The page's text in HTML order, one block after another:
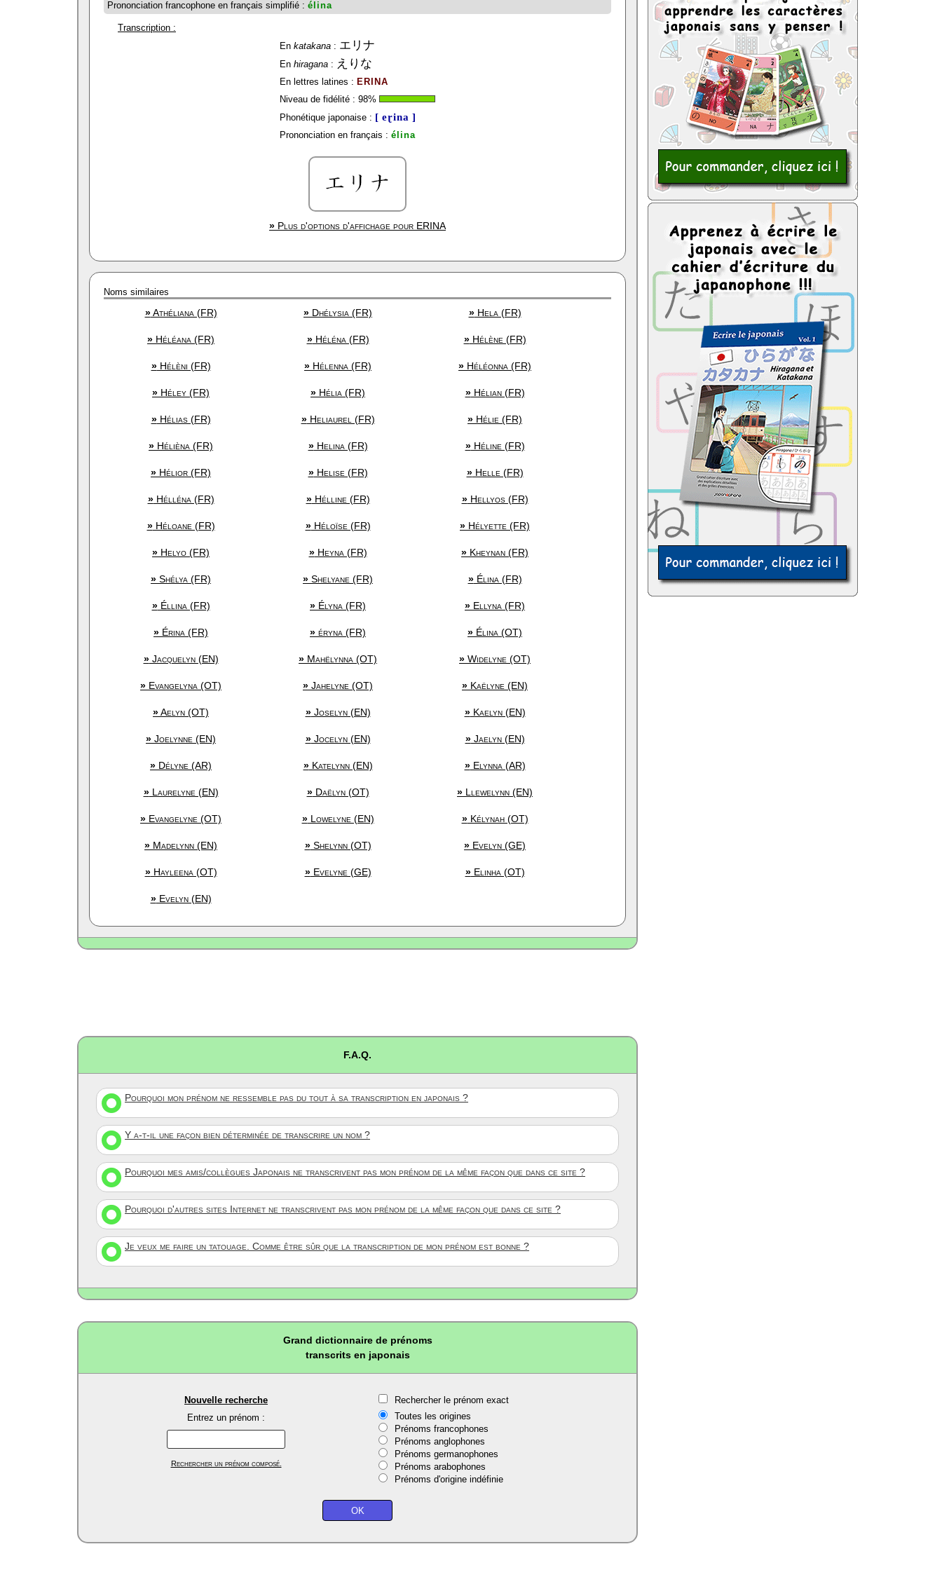
Prononciation francophone en français simplifié : élina
Transcription :
En katakana : エリナ
En hiragana : えりな
En lettres latines : ERINA
Niveau de fidélité : 98%
Phonétique japonaise : [ eɽina ]
Prononciation en français : élina
» Plus d'options d'affichage pour ERINA
Noms similaires
»Athéliana (FR) » Dhélysia (FR) »Hela (FR)
» Héléana (FR) »Héléna (FR) »Hélène (FR)
»Hélèni (FR) » Hélenna (FR) » Héléonna (FR)
» Héley (FR) » Hélia (FR) »Hélian (FR)
»Hélias (FR) »Heliaurel (FR) » Hélie (FR)
» Hélièna (FR) »Helina (FR) »Héline (FR)
» Hélior (FR) »Helise (FR) »Helle (FR)
»Hélléna (FR) »Hélline (FR) »Hellyos (FR)
»Héloane (FR) »Héloïse (FR) » Hélyette (FR)
» Helyo (FR) »Heyna (FR) » Kheynan (FR)
» Shélya (FR) » Shelyane (FR) »Élina (FR)
»Éllina (FR) » Élyna (FR) » Ellyna (FR)
» Érina (FR) » éryna (FR) » Élina (OT)
»Jacquelyn (EN) » Mahëlynna (OT) » Widelyne (OT)
» Evangelyna (OT) » Jahelyne (OT) » Kaëlyne (EN)
»Aelyn (OT) »Joselyn (EN) »Kaelyn (EN)
» Joelynne (EN) »Jocelyn (EN) »Jaelyn (EN)
» Délyne (AR) »Katelynn (EN) »Elynna (AR)
»Laurelyne (EN) »Daëlyn (OT) » Llewelynn (EN)
» Evangelyne (OT) »Lowelyne (EN) »Kélynah (OT)
» Madelynn (EN) »Shelynn (OT) » Evelyn (GE)
»Hayleena (OT) »Evelyne (GE) »Elinha (OT)
»Evelyn (EN)
F.A.Q.
Pourquoi mon prénom ne ressemble pas du tout à sa transcription en japonais ?
Y a-t-il une façon bien déterminée de transcrire un nom ?
Pourquoi mes amis/collègues Japonais ne transcrivent pas mon prénom de la même façon que dans ce site ?
Pourquoi d'autres sites Internet ne transcrivent pas mon prénom de la même façon que dans ce site ?
Je veux me faire un tatouage. Comme être sûr que la transcription de mon prénom est bonne ?
Grand dictionnaire de prénoms
transcrits en japonais
Nouvelle recherche
Entrez un prénom :
Rechercher un prénom composé.
Rechercher le prénom exact
Toutes les origines
Prénoms francophones
Prénoms anglophones
Prénoms germanophones
Prénoms arabophones
Prénoms d'origine indéfinie